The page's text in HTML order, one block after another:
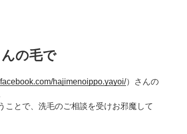
の毛で
hajimenoippo.yayoi/）さんの
ことで、洗毛のご相談を受けお邪魔して